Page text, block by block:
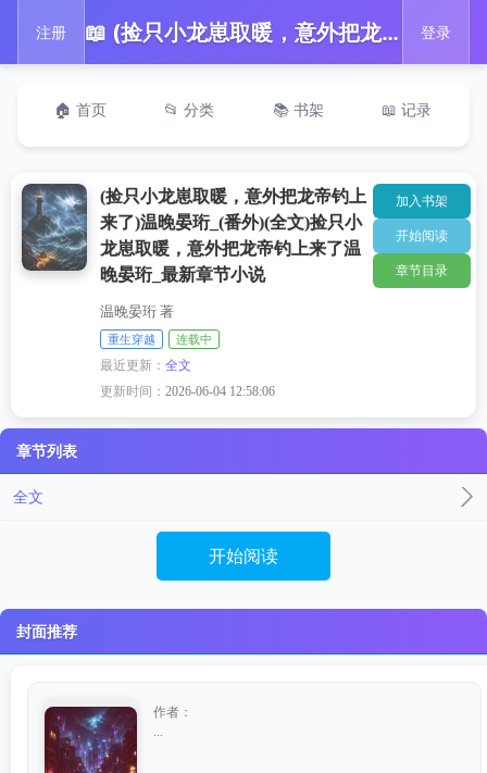
注册 📖 (捡只小龙崽取暖，意外把龙帝钓上来了)温晚晏珩_(番外)(全文)捡只小龙崽取暖，意外把龙帝钓上来了温晚晏珩_最新章节小说 登录
🏠 首页 📂 分类 📚 书架 📖 记录
(捡只小龙崽取暖，意外把龙帝钓上
来了)温晚晏珩_(番外)(全文)捡只小
龙崽取暖，意外把龙帝钓上来了温
晚晏珩_最新章节小说
温晚晏珩 著
重生穿越 连载中
最近更新：全文
更新时间：2026-06-04 12:58:06
加入书架
开始阅读
章节目录
章节列表
全文
开始阅读
封面推荐
作者：